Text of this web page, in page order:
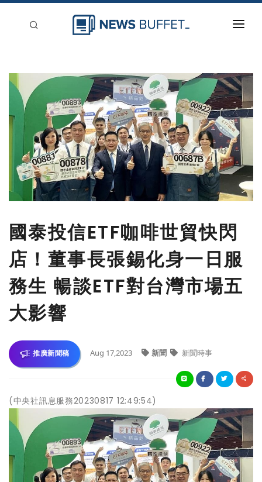
新聞稿分類
登入
刊登
國泰投信ETF咖啡世貿快閃
店！董事長張錫化身一日服
務生 暢談ETF對台灣市場五
大影響
推廣新聞稿 Aug 17,2023 新聞 新聞時事
(中央社訊息服務20230817 12:49:54)